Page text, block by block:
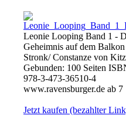
Leonie Looping Band 1 -
Geheimnis auf dem
Stronk/ Constanze von
Gebunden: 100 Seiten
978-3-473-36510-4
www.ravensburger.de ab 7
Jetzt kaufen (bezahlter